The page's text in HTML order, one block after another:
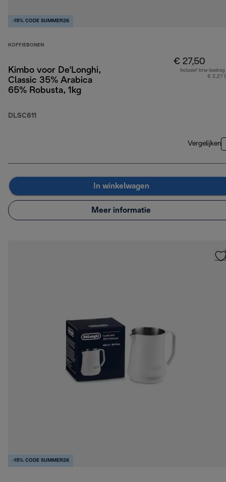
-15% CODE SUMMER26
KOFFIEBONEN
Kimbo voor De'Longhi,
Classic 35% Arabica
65% Robusta, 1kg
DLSC611
€ 27,50
Inclusief btw-bedrag
€ 2,27
Vergelijken
In winkelwagen
Meer informatie
-15% CODE SUMMER26